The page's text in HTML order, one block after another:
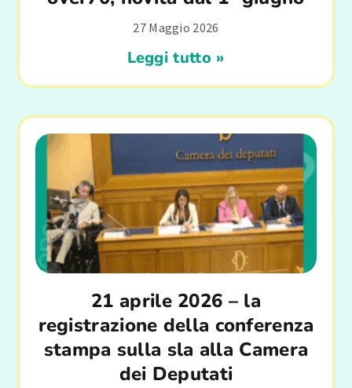
27 Maggio 2026
Leggi tutto »
21 aprile 2026 – la
registrazione della conferenza
stampa sulla sla alla Camera
dei Deputati